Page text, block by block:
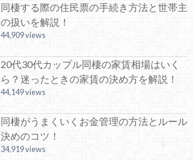
同棲する際の住民票の手続き方法と世帯主
の扱いを解説！
44,909 views
20代30代カップル同棲の家賃相場はいく
ら？迷ったときの家賃の決め方を解説！
44,149 views
同棲がうまくいくお金管理の方法とルール
決めのコツ！
34,919 views